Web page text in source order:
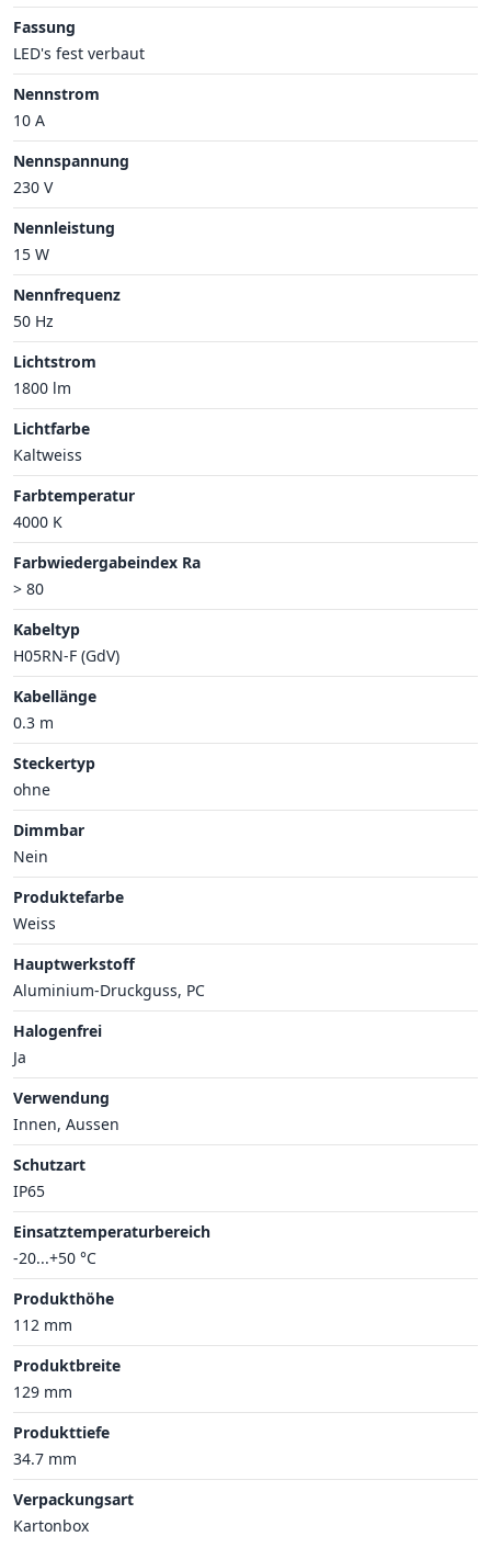
Fassung
LED's fest verbaut
Nennstrom
10 A
Nennspannung
230 V
Nennleistung
15 W
Nennfrequenz
50 Hz
Lichtstrom
1800 lm
Lichtfarbe
Kaltweiss
Farbtemperatur
4000 K
Farbwiedergabeindex Ra
> 80
Kabeltyp
H05RN-F (GdV)
Kabellänge
0.3 m
Steckertyp
ohne
Dimmbar
Nein
Produktefarbe
Weiss
Hauptwerkstoff
Aluminium-Druckguss, PC
Halogenfrei
Ja
Verwendung
Innen, Aussen
Schutzart
IP65
Einsatztemperaturbereich
-20...+50 °C
Produkthöhe
112 mm
Produktbreite
129 mm
Produkttiefe
34.7 mm
Verpackungsart
Kartonbox